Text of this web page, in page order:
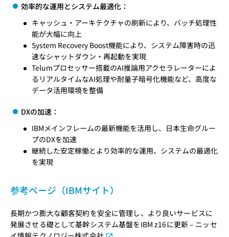
効率的な運用とシステム最適化：
キャッシュ・アーキテクチャの刷新により、バッチ処理性
能が大幅に向上
System Recovery Boost機能により、システム障害時の迅
速なシャットダウン・再起動を実現
Telumプロセッサー搭載のAI推論用アクセラレーターによ
るリアルタイムなAI処理や耐量子暗号化機能など、高度な
データ活用環境を整備
DXの加速：
IBMメインフレームの最新機能を活用し、日本生命グルー
プのDXを加速
継続した安定稼働とより効率的な運用、システムの最適化
を実現
参考ページ（IBMサイト）
長期かつ膨大な顧客契約を安全に管理し、より良いサービスに
発展させる礎として基幹システム基盤をIBM z16に更新 – ニッセ